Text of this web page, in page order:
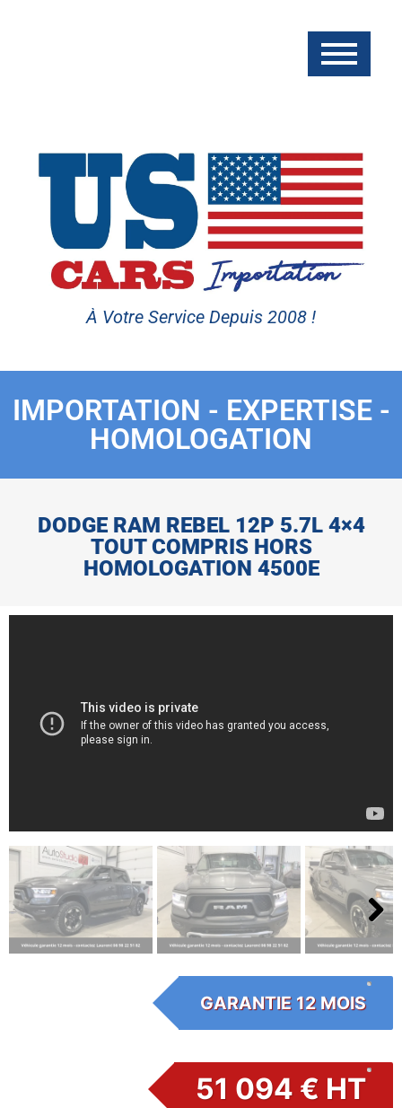
À Votre Service Depuis 2008 !
IMPORTATION - EXPERTISE -
HOMOLOGATION
DODGE RAM REBEL 12P 5.7L 4×4
TOUT COMPRIS HORS
HOMOLOGATION 4500E
Next
GARANTIE 12 MOIS
51 094 € HT